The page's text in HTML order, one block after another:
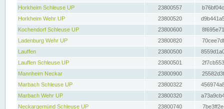
Horkheim Schleuse UP
23800557
Horkheim Wehr UP
23800520
Kochendorf Schleuse UP
23800600
Ladenburg Wehr UP
23800820
Lauffen
23800500
Lauffen Schleuse UP
23800501
Mannheim Neckar
23800900
Marbach Schleuse UP
23800322
Marbach Wehr UP
23800320
Neckargemünd Schleuse UP
23800740